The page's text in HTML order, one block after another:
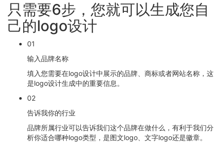
只需要6步，您就可以生成您自
己的logo设计
01
输入品牌名称
填入您需要在logo设计中展示的品牌、商标或者网站名称，这
是logo设计生成中的重要信息。
02
告诉我你的行业
品牌所属行业可以告诉我们这个品牌在做什么，有利于我们分
析你适合哪种logo类型，是图文logo、文字logo还是徽章。